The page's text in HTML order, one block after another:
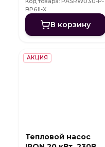
BP6II-X
В корзину
АКЦИЯ
Тепловой насос